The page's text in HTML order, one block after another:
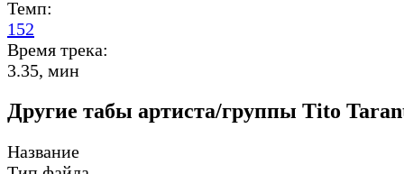
Темп:
152
Время трека:
3.35, мин
Другие табы артиста/группы Tito
Название